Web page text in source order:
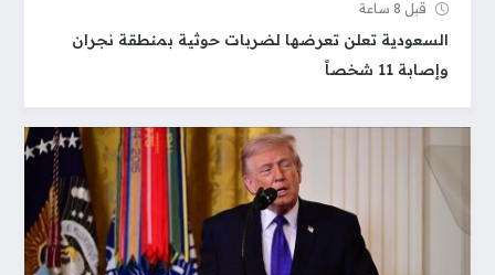
قبل 8 ساعة
السعودية تعلن تعرضها لضربات حوثية بمنطقة نجران
وإصابة 11 شخصاً